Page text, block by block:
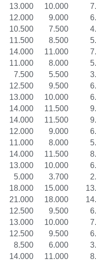
13.000
16.000
12.000
15.000
10.500
13.500
11.500
14.500
14.000
17.000
11.000
14.000
7.500
10.000
12.500
15.500
13.000
16.000
14.000
16.500
14.000
16.500
12.000
15.000
11.000
14.000
14.000
17.000
13.000
16.000
5.000
7.000
18.000
21.000
21.000
24.000
12.500
15.500
13.000
16.000
12.500
15.500
8.500
11.000
14.000
17.000